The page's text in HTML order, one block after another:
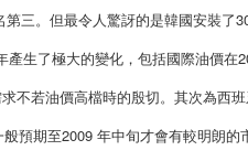
三。但最令人驚訝的是韓國安裝
生了極大的變化，包括國際油價
不若油價高檔時的殷切。其次為西
預期至2009 年中旬才會有較明朗